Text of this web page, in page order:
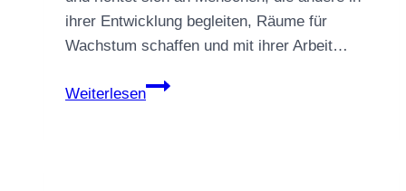
ihrer Entwicklung begleiten, Räume für
Wachstum schaffen und mit ihrer Arbeit…
Weiterlesen
Menschliche